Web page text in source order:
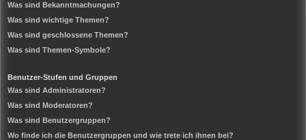
Was sind Bekanntmachungen?
Was sind wichtige Themen?
Was sind geschlossene Themen?
Was sind Themen-Symbole?
Benutzer-Stufen und Gruppen
Was sind Administratoren?
Was sind Moderatoren?
Was sind Benutzergruppen?
Wo finde ich die Benutzergruppen und wie trete ich ihnen bei?